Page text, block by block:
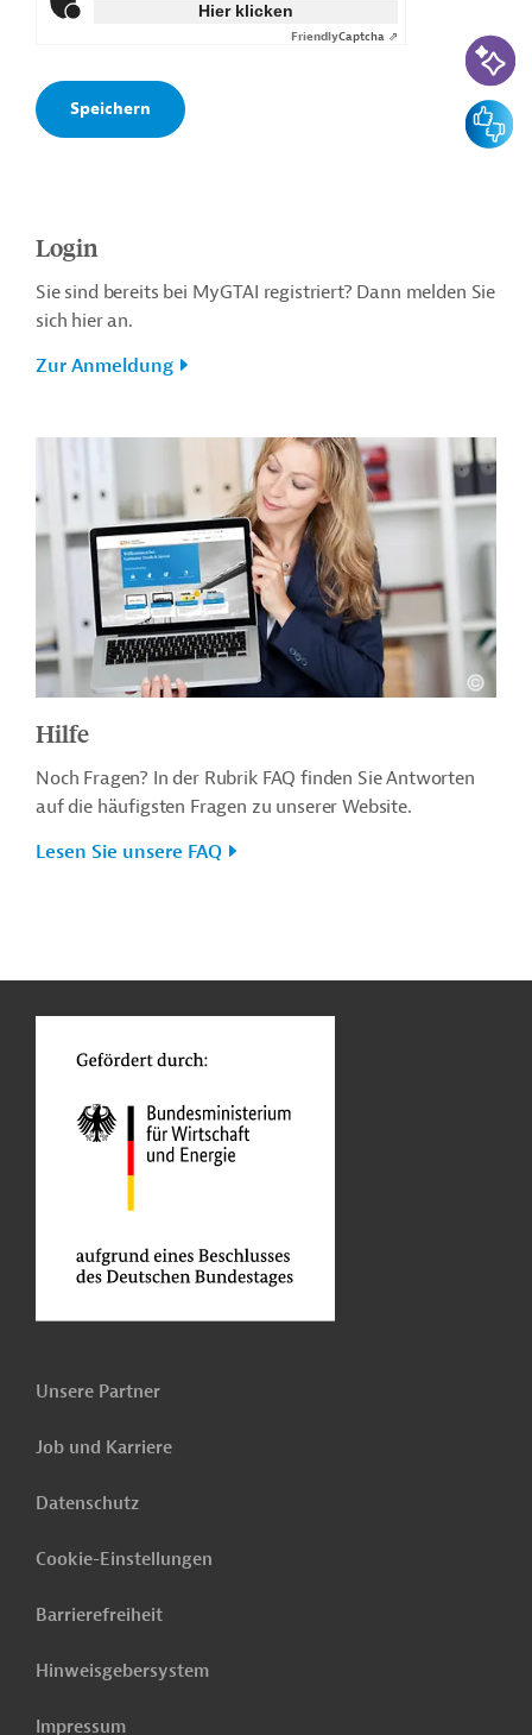
Hier klicken
FriendlyCaptcha ⇗
Login
Sie sind bereits bei MyGTAI registriert? Dann melden Sie
sich hier an.
Zur Anmeldung
Hilfe
Noch Fragen? In der Rubrik FAQ finden Sie Antworten
auf die häufigsten Fragen zu unserer Website.
Lesen Sie unsere FAQ
Unsere Partner
Job und Karriere
Datenschutz
Cookie-Einstellungen
Barrierefreiheit
Hinweisgebersystem
Impressum
KI-